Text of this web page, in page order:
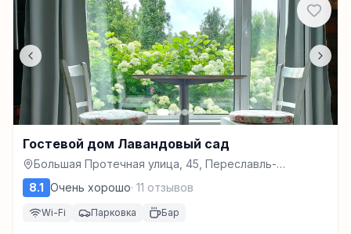
Гостевой дом Лавандовый сад
Большая Протечная улица, 45, Переславль-
Залесский
8.1 Очень хорошо· 11 отзывов
Wi-Fi Парковка Бар